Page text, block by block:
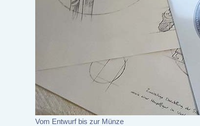
Vom Entwurf bis zur Münze